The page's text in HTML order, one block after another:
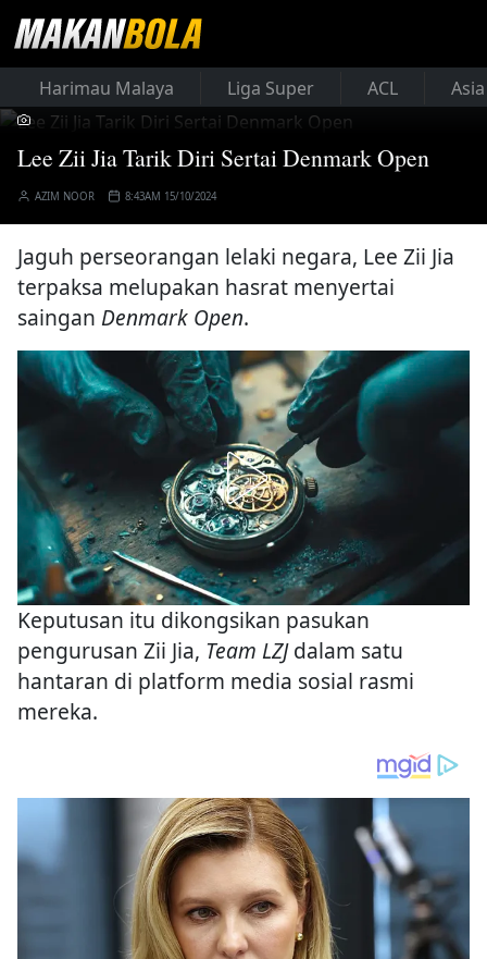
Harimau Malaya Liga Super ACL
Lee Zii Jia Tarik Diri Sertai Denmark Open
AZIM NOOR 8:43AM 15/10/2024
Jaguh perseorangan lelaki negara, Lee Zii Jia
terpaksa melupakan hasrat menyertai
saingan Denmark Open.
Keputusan itu dikongsikan pasukan
pengurusan Zii Jia, Team LZJdalam satu
hantaran di platform media sosial rasmi
mereka.